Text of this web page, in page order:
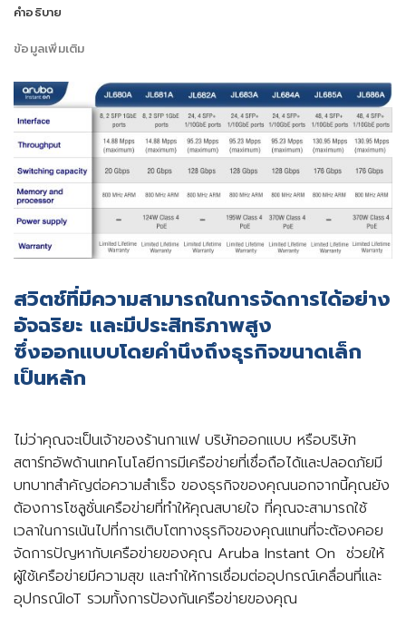
คำอธิบาย
ข้อมูลเพิ่มเติม
สวิตช์ที่มีความสามารถในการจัดการได้อย่าง
อัจฉริยะ และมีประสิทธิภาพสูง
ซึ่งออกแบบโดยคํานึงถึงธุรกิจขนาดเล็ก
เป็นหลัก
ไม่ว่าคุณจะเป็นเจ้าของร้านกาแฟ บริษัทออกแบบ หรือบริษัท
สตาร์ทอัพด้านเทคโนโลยีการมีเครือข่ายที่เชื่อถือได้และปลอดภัยมี
บทบาทสําคัญต่อความสําเร็จ ของธุรกิจของคุณนอกจากนี้คุณยัง
ต้องการโซลูชั่นเครือข่ายที่ทําให้คุณสบายใจ ที่คุณจะสามารถใช้
เวลาในการเน้นไปที่การเติบโตทางธุรกิจของคุณแทนที่จะต้องคอย
จัดการปัญหากับเครือข่ายของคุณ Aruba Instant On ช่วยให้
ผู้ใช้เครือข่ายมีความสุข และทําให้การเชื่อมต่ออุปกรณ์เคลื่อนที่และ
อุปกรณ์IoT รวมทั้งการป้องกันเครือข่ายของคุณ